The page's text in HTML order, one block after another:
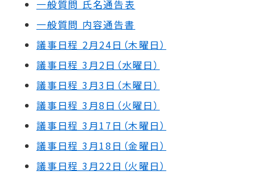
一般質問 氏名通告表
一般質問 内容通告書
議事日程 2月24日（木曜日）
議事日程 3月2日（水曜日）
議事日程 3月3日（木曜日）
議事日程 3月8日（火曜日）
議事日程 3月17日（木曜日）
議事日程 3月18日（金曜日）
議事日程 3月22日（火曜日）